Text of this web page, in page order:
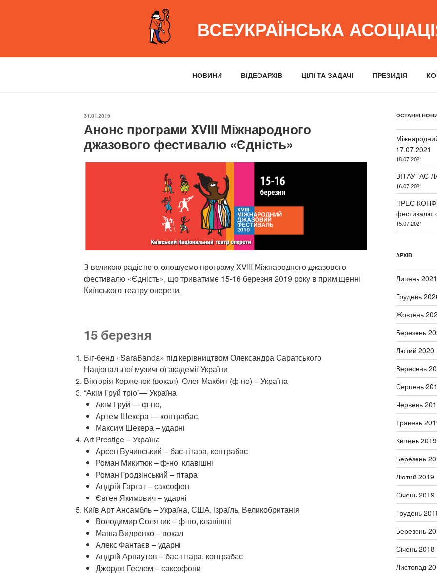
ВСЕУКРАЇНСЬКА
НОВИНИ ВІДЕОАРХІВ ЦІЛІ ТА ЗАДАЧІ ПРЕЗИДІЯ
ОПУБЛІКОВАНО
31.01.2019
Анонс програми XVIII Міжнародного
джазового фестивалю «Єдність»
З великою радістю оголошуємо програму XVIII Міжнародного джазового
фестивалю «Єдність», що триватиме 15-16 березня 2019 року в приміщенні
Київського театру оперети.
15 березня
Біг-бенд «SaraBanda» під керівництвом Олександра Саратського
Національної музичної академії України
Вікторія Корженок (вокал), Олег Макбит (ф-но) – Україна
“Акім Груй тріо”— Україна
Акім Груй — ф-но,
Артем Шекера — контрабас,
Максим Шекера – ударні
Art Prestige – Україна
Арсен Бучинський – бас-гітара, контрабас
Роман Микитюк – ф-но, клавішні
Роман Гродзінський – гітара
Андрій Гаргат – саксофон
Євген Якимович – ударні
Київ Арт Ансамбль – Україна, США, Ізраїль, Великобританія
Володимир Соляник – ф-но, клавішні
Маша Видренко – вокал
Алекс Фантаєв – ударні
Андрій Арнаутов – бас-гітара, контрабас
Джордж Геслем – саксофони
ОСТАННІ
17.07.2021
18.07.2021
ВІТАУТАС
16.07.2021
ПРЕС-
фестивалю
15.07.2021
АРХІВ
Липень 2021
Грудень
Жовтень
Березень
Лютий 2020
Вересень
Серпень
Червень
Травень
Квітень 2019
Березень
Лютий 2019
Січень 2019
Грудень
Березень
Січень 2018
Листопад